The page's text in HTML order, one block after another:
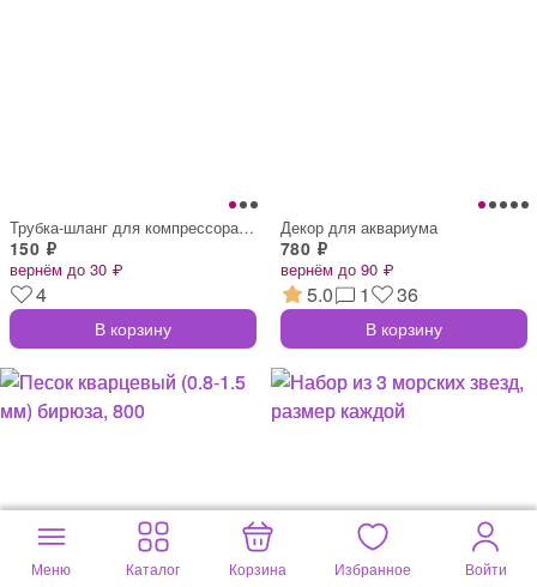
Трубка-шланг для компрессора силиконовая
150 ₽
вернём до 30 ₽
4
В корзину
Декор для аквариума
780 ₽
вернём до 90 ₽
5.0 1 36
В корзину
Меню Каталог Корзина Избранное Войти